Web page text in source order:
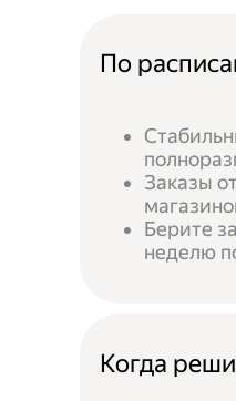
По
Заказы
Берите
неделю
Когда